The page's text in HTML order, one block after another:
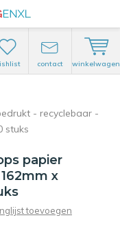
contact winkelwagen
- recyclebaar -
stuks
papier
x
toevoegen